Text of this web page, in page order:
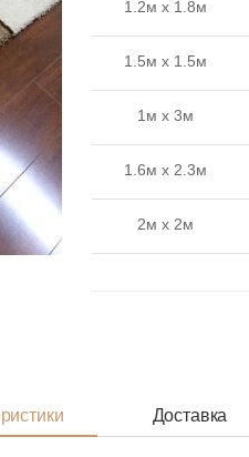
1.2м x 1.8м
1.5м x 1.5м
1м x 3м
1.6м x 2.3м
2м x 2м
2м x 4м
Доставка